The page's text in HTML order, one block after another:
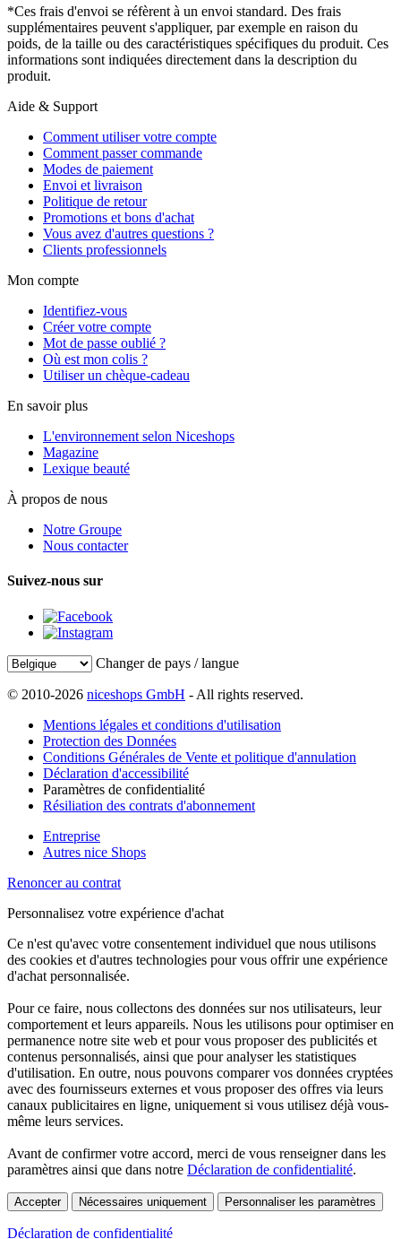
*Ces frais d'envoi se réfèrent à un envoi standard. Des frais
supplémentaires peuvent s'appliquer, par exemple en raison du
poids, de la taille ou des caractéristiques spécifiques du produit. Ces
informations sont indiquées directement dans la description du
produit.
Aide & Support
Comment utiliser votre compte
Comment passer commande
Modes de paiement
Envoi et livraison
Politique de retour
Promotions et bons d'achat
Vous avez d'autres questions ?
Clients professionnels
Mon compte
Identifiez-vous
Créer votre compte
Mot de passe oublié ?
Où est mon colis ?
Utiliser un chèque-cadeau
En savoir plus
L'environnement selon Niceshops
Magazine
Lexique beauté
À propos de nous
Notre Groupe
Nous contacter
Suivez-nous sur
Changer de pays / langue
© 2010-2026 niceshops GmbH - All rights reserved.
Mentions légales et conditions d'utilisation
Protection des Données
Conditions Générales de Vente et politique d'annulation
Déclaration d'accessibilité
Paramètres de confidentialité
Résiliation des contrats d'abonnement
Entreprise
Autres nice Shops
Renoncer au contrat
Personnalisez votre expérience d'achat
Ce n'est qu'avec votre consentement individuel que nous utilisons
des cookies et d'autres technologies pour vous offrir une expérience
d'achat personnalisée.
Pour ce faire, nous collectons des données sur nos utilisateurs, leur
comportement et leurs appareils. Nous les utilisons pour optimiser en
permanence notre site web et pour vous proposer des publicités et
contenus personnalisés, ainsi que pour analyser les statistiques
d'utilisation. En outre, nous pouvons comparer vos données cryptées
avec des fournisseurs externes et vous proposer des offres via leurs
canaux publicitaires en ligne, uniquement si vous utilisez déjà vous-
même leurs services.
Avant de confirmer votre accord, merci de vous renseigner dans les
paramètres ainsi que dans notre Déclaration de confidentialité.
Accepter Nécessaires uniquement Personnaliser les paramètres
Déclaration de confidentialité